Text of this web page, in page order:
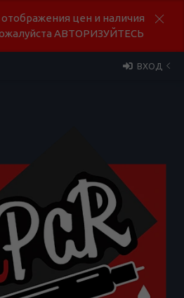
цен и наличия
АВТОРИЗУЙТЕСЬ
ВХОД